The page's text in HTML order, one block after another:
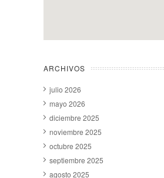
ARCHIVOS
julio 2026
mayo 2026
diciembre 2025
noviembre 2025
octubre 2025
septiembre 2025
agosto 2025